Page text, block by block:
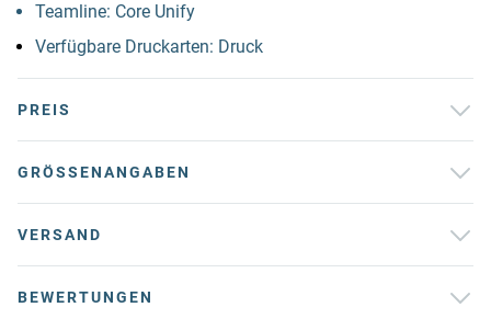
Teamline: Core Unify
Verfügbare Druckarten: Druck
PREIS
GRÖSSENANGABEN
VERSAND
BEWERTUNGEN